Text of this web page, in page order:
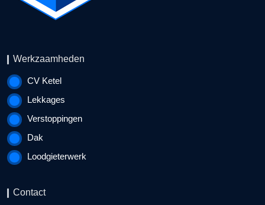
Werkzaamheden
CV Ketel
Lekkages
Verstoppingen
Dak
Loodgieterwerk
Contact